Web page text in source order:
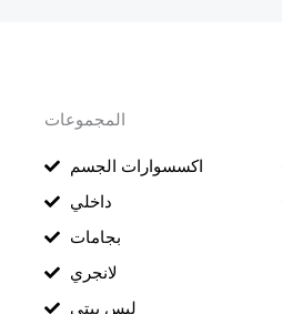
المجموعات
اكسسوارات الجسم
داخلي
بجامات
لانجري
لبس بيتي